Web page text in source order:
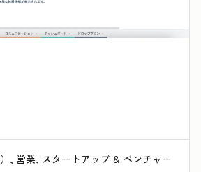
, 営業, スタートアップ & ベンチャー